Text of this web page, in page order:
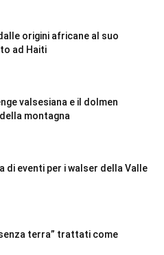
origini africane al suo
ad Haiti
valsesiana e il dolmen
montagna
di eventi per i walser della Valle
terra” trattati come